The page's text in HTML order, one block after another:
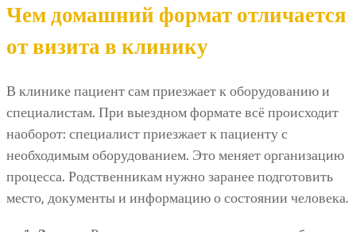
Чем домашний формат отличается
от визита в клинику
В клинике пациент сам приезжает к оборудованию и
специалистам. При выездном формате всё происходит
наоборот: специалист приезжает к пациенту с
необходимым оборудованием. Это меняет организацию
процесса. Родственникам нужно заранее подготовить
место, документы и информацию о состоянии человека.